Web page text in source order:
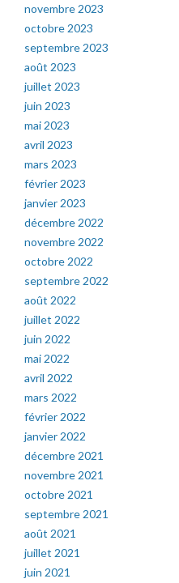
novembre 2023
octobre 2023
septembre 2023
août 2023
juillet 2023
juin 2023
mai 2023
avril 2023
mars 2023
février 2023
janvier 2023
décembre 2022
novembre 2022
octobre 2022
septembre 2022
août 2022
juillet 2022
juin 2022
mai 2022
avril 2022
mars 2022
février 2022
janvier 2022
décembre 2021
novembre 2021
octobre 2021
septembre 2021
août 2021
juillet 2021
juin 2021